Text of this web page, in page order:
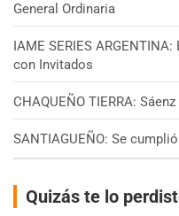
General Ordinaria
IAME SERIES
con Invitados
CHAQUEÑO TIERRA:
SANTIAGUEÑO: Se
Quizás te lo